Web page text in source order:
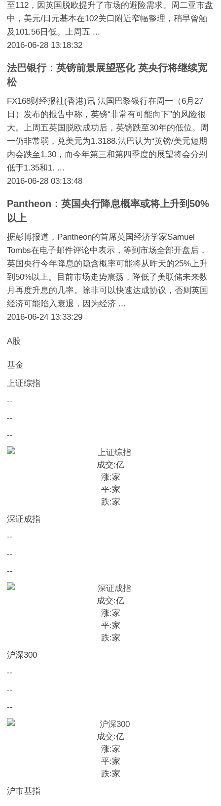
至112，因英国脱欧提升了市场的避险需求。周二亚市盘
中，美元/日元基本在102关口附近窄幅整理，稍早曾触
及101.56日低。上周五 ...
2016-06-28 13:18:32
法巴银行：英镑前景展望恶化 英央行将继续宽
松
FX168财经报社(香港)讯 法国巴黎银行在周一（6月27
日）发布的报告中称，英镑“非常有可能向下”的风险很
大。上周五英国脱欧成功后，英镑跌至30年的低位。周
一仍非常弱，兑美元为1.3188.法巴认为“英镑/美元短期
内会跌至1.30，而今年第三和第四季度的展望将会分别
低于1.35和1. ...
2016-06-28 03:13:48
Pantheon：英国央行降息概率或将上升到50%
以上
据彭博报道，Pantheon的首席英国经济学家Samuel
Tombs在电子邮件评论中表示，等到市场全部开盘后，
英国央行今年降息的隐含概率可能将从昨天的25%上升
到50%以上。目前市场走势震荡，降低了美联储未来数
月再度升息的几率。除非可以快速达成协议，否则英国
经济可能陷入衰退，因为经济 ...
2016-06-24 13:33:29
A股
基金
上证综指
--
--
--
成交:亿
涨:家
平:家
跌:家
深证成指
--
--
--
成交:亿
涨:家
平:家
跌:家
沪深300
--
--
--
成交:亿
涨:家
平:家
跌:家
沪市基指